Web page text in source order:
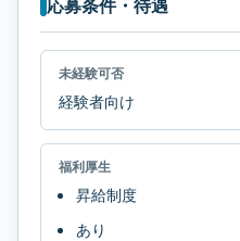
未経験可否
経験者向け
福利厚生
昇給制度
あり